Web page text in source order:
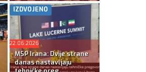
IZDVOJENO
22.06.2026
MSP Irana: Dvije strane
danas nastavljaju